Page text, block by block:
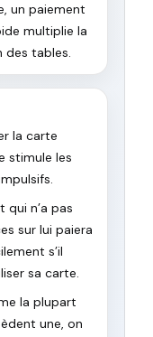
un paiement
multiplie la
des tables.
la carte
stimule les
qui n’a pas
sur lui paiera
s’il
sa carte.
la plupart
une, on